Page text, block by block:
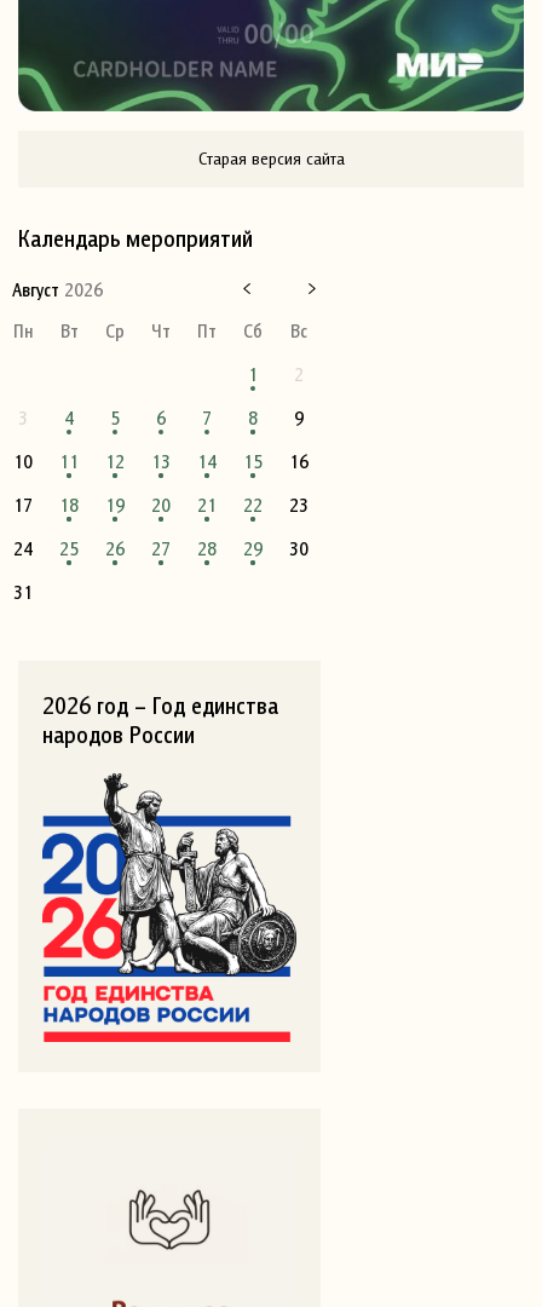
Старая версия сайта
Календарь мероприятий
Август 2026
Пн
Вт Ср Чт Пт Сб
Вс
1
2
3
4 5 6 7 8
9
10
11 12 13 14 15
16
17
18 19 20 21 22
23
24
25 26 27 28 29
30
31
2026 год – Год единства
народов России